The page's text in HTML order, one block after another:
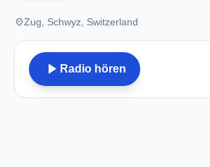
placeZug, Schwyz, Switzerland
play_arrow Radio hören